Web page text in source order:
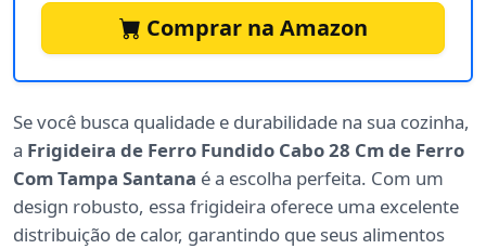
Comprar na Amazon
Se você busca qualidade e durabilidade na sua cozinha,
a Frigideira de Ferro Fundido Cabo 28 Cm de Ferro
Com Tampa Santana é a escolha perfeita. Com um
design robusto, essa frigideira oferece uma excelente
distribuição de calor, garantindo que seus alimentos